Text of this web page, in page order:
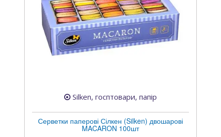
Silken, госптовари, папір
Серветки паперові Сілкен (Silken) двошарові
MACARON 100шт